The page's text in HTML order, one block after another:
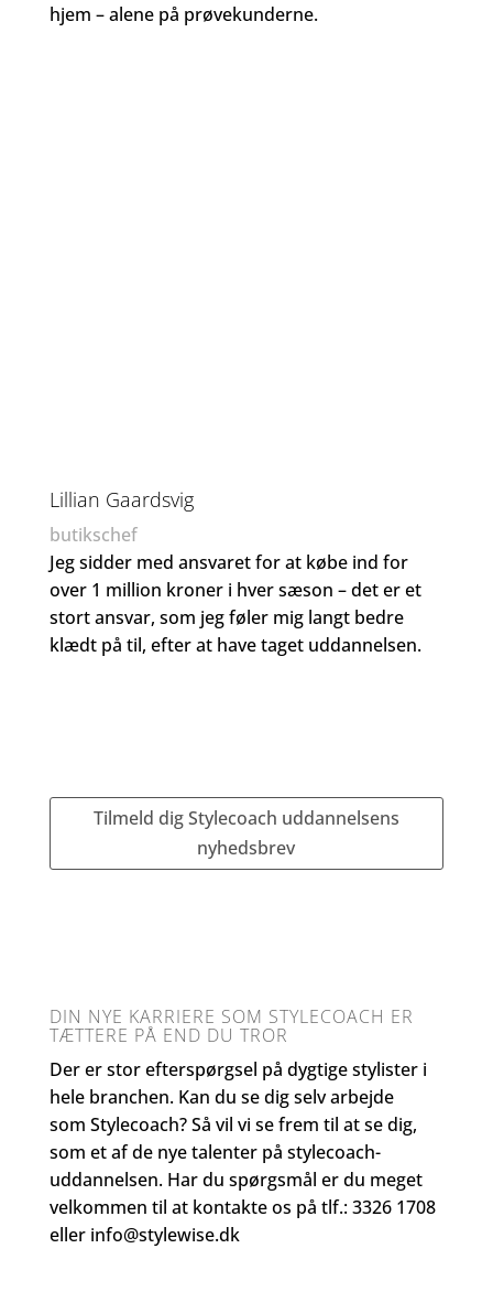
hjem – alene på prøvekunderne.
Lillian Gaardsvig
butikschef
Jeg sidder med ansvaret for at købe ind for
over 1 million kroner i hver sæson – det er et
stort ansvar, som jeg føler mig langt bedre
klædt på til, efter at have taget uddannelsen.
Tilmeld dig Stylecoach uddannelsens
nyhedsbrev
DIN NYE KARRIERE SOM STYLECOACH ER
TÆTTERE PÅ END DU TROR
Der er stor efterspørgsel på dygtige stylister i
hele branchen. Kan du se dig selv arbejde
som Stylecoach? Så vil vi se frem til at se dig,
som et af de nye talenter på stylecoach-
uddannelsen. Har du spørgsmål er du meget
velkommen til at kontakte os på tlf.: 3326 1708
eller info@stylewise.dk